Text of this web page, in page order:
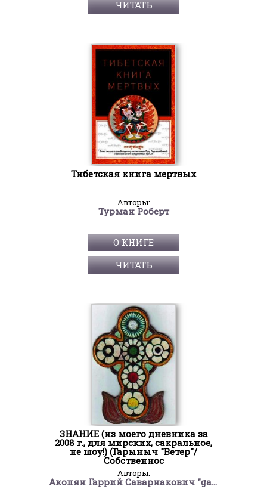
ЧИТАТЬ
Тибетская книга мертвых
Авторы:
Турман Роберт
О КНИГЕ
ЧИТАТЬ
ЗНАНИЕ (из моего дневника за
2008 г., для мирских, сакральное,
не шоу!) (Гарыныч "Ветер"/
Собственнос
Авторы:
Акопян Гаррий Саварнакович "garri190263/Гарыныч"